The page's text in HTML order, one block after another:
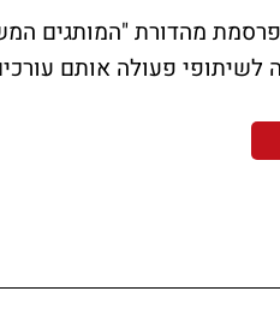
מהדורת "המותגים
לשיתופי פעולה אותם